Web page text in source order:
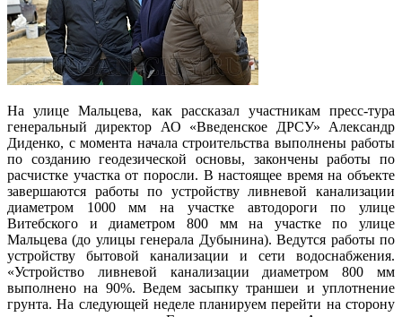
На улице Мальцева, как рассказал участникам пресс-тура
генеральный директор АО «Введенское ДРСУ» Александр
Диденко, с момента начала строительства выполнены работы
по созданию геодезической основы, закончены работы по
расчистке участка от поросли. В настоящее время на объекте
завершаются работы по устройству ливневой канализации
диаметром 1000 мм на участке автодороги по улице
Витебского и диаметром 800 мм на участке по улице
Мальцева (до улицы генерала Дубынина). Ведутся работы по
устройству бытовой канализации и сети водоснабжения.
«Устройство ливневой канализации диаметром 800 мм
выполнено на 90%. Ведем засыпку траншеи и уплотнение
грунта. На следующей неделе планируем перейти на сторону